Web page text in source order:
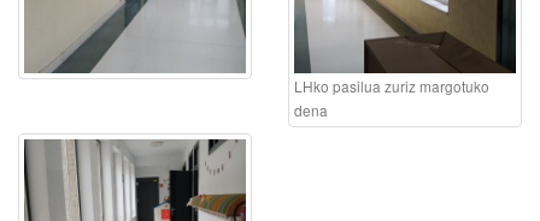
LHko pasilua zuriz margotuko
dena